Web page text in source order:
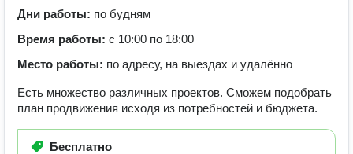
Дни работы: по будням
Время работы: с 10:00 по 18:00
Место работы: по адресу, на выездах и удалённо
Есть множество различных проектов. Сможем подобрать
план продвижения исходя из потребностей и бюджета.
Бесплатно